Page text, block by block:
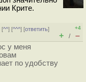
Крите.
[^^] [^^^] [ответить]
+4
+ / –
у меня
по удобству